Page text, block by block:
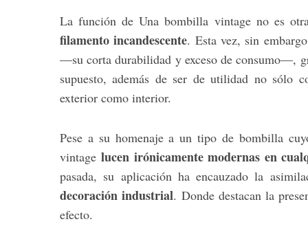
La función de Una bombilla vintage no es
filamento incandescente. Esta vez, sin
—su corta durabilidad y exceso de consumo—,
supuesto, además de ser de utilidad no sólo
exterior como interior.
Pese a su homenaje a un tipo de bombilla
vintagelucen irónicamente modernas en
pasada, su aplicación ha encauzado la
decoración industrial. Donde destacan la
efecto.